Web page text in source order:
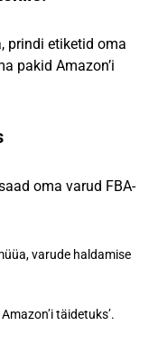
prindi etiketid oma
pakid Amazon’i
oma varud FBA-
varude haldamise
täidetuks’.